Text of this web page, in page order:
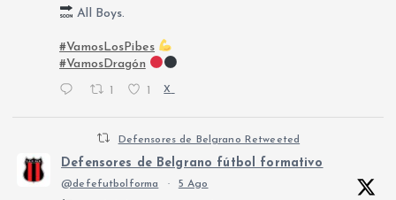
All Boys.
#VamosLosPibes
#VamosDragón
X
Defensores de Belgrano Retweeted
Defensores de Belgrano fútbol formativo
@defefutbolforma · 5 Ago